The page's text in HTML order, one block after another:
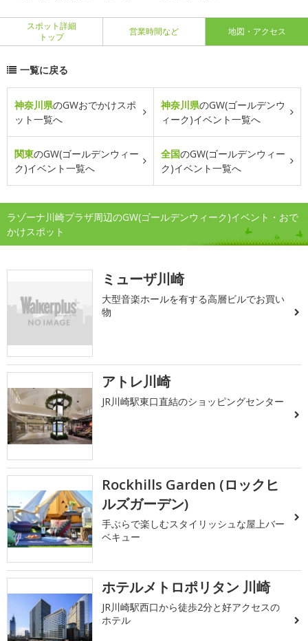
スポット詳細
トップ
営業時間など 地図・アクセス
一覧に戻る
神奈川県のGWおでかけスポ
ット一覧へ
神奈川県のGW(ゴールデンウ
ィーク)イベント一覧へ
関東のGW(ゴールデンウィー
ク)イベント一覧へ
全国のGW(ゴールデンウィー
ク)イベント一覧へ
ラゾーナ川崎プラザ周辺のGW(ゴールデンウィーク)イベント・おで
かけスポット
ミューザ川崎
大型音楽ホールを有する高層ビルでお買い
物
アトレ川崎
JR川崎駅東口直結のショッピングセンター
Rockhills Garden (ロックヒ
ルズガーデン)
手ぶらで楽しむスタイリッシュな屋上バー
ベキュー
ホテルメトロポリタン 川崎
JR川崎駅西口から徒歩2分と好アクセスの
ホテル